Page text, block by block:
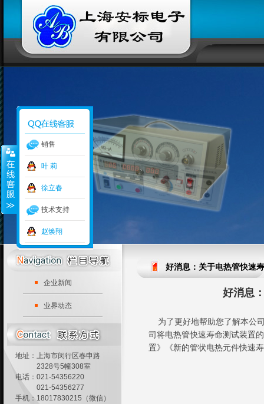
企业新闻
业界动态
地址：上海市闵行区春申路
2328号5幢308室
电话：021-54356220
021-54356277
手机：18017830215（微信）
好消息：关于电热管快速
好消息
为了更好地帮助您了解本公
司将电热管快速寿命测试装置
置》《新的管状电热元件快速
销售
叶 莉
徐立春
技术支持
赵焕翔